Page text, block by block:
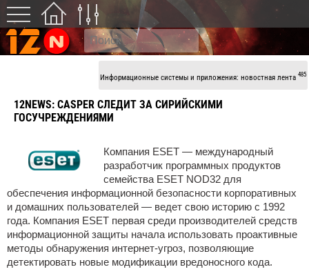
Информационные системы и приложения: новостная лента 485
12NEWS: CASPER СЛЕДИТ ЗА СИРИЙСКИМИ
ГОСУЧРЕЖДЕНИЯМИ
Компания ESET — международный
разработчик программных продуктов
семейства ESET NOD32 для
обеспечения информационной безопасности корпоративных
и домашних пользователей — ведет свою историю с 1992
года. Компания ESET первая среди производителей средств
информационной защиты начала использовать проактивные
методы обнаружения интернет-угроз, позволяющие
детектировать новые модификации вредоносного кода.